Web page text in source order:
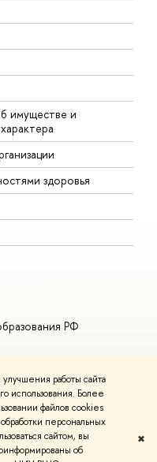
работы сайта
использования. Более
файлов cookies
персональных
сайтом, вы
об
✖
имуществе и
здоровья
РФ
Условия